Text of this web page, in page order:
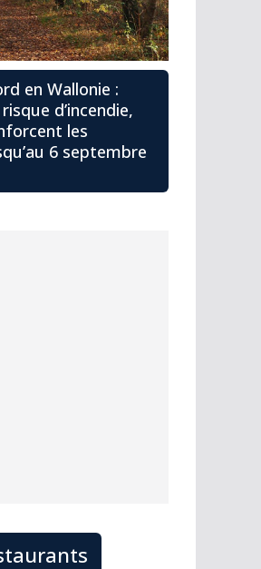
en Wallonie :
d’incendie,
les
6 septembre